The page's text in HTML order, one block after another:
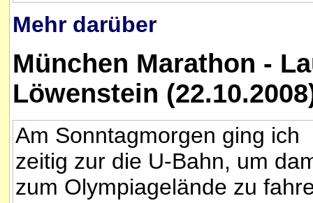
Mehr darüber
München Marathon -
Löwenstein
Am Sonntagmorgen ging ich
zeitig zur die U-Bahn, um
zum Olympiagelände zu